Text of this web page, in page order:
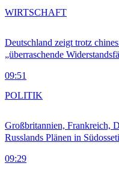
Deutschland zeigt trotz
„überraschende
09:51
WIRTSCHAFT
Großbritannien, Frankreich,
Russlands Plänen in
09:29
POLITIK